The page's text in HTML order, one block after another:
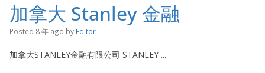
加拿大 Stanley 金融
Posted 8 年 ago by Editor
加拿大STANLEY金融有限公司 STANLEY ...